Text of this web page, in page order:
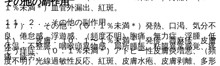
１％未満＊）血管外漏出、紅斑。
１７）． その他：（０．１％未満＊）発熱、口渇、気分不
良、倦怠感、浮遊感、（頻度不明）胸痛、無力症、浮腫、低
体温、不整脈、咽喉頭異物感、局所腫脹、粘膜異常感覚、疼
痛、疲労。
１１．２． その他の副作用
１）． 皮膚：（０．１〜１％未満＊）発疹、蕁麻疹、皮膚
そう痒症、（０．１％未満＊）アトピー性皮膚炎増悪、（頻
度不明）光線過敏性反応、紅斑、皮膚水疱、皮膚剥離、多形